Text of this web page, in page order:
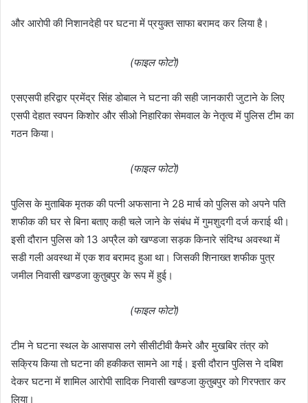
और आरोपी की निशानदेही पर घटना में प्रयुक्त साफा बरामद कर लिया है।
(फाइल फोटो)
एसएसपी हरिद्वार प्रमेंद्र सिंह डोबाल ने घटना की सही जानकारी जुटाने के लिए
एसपी देहात स्वपन किशोर और सीओ निहारिका सेमवाल के नेतृत्व में पुलिस टीम का
गठन किया।
(फाइल फोटो)
पुलिस के मुताबिक मृतक की पत्नी अफसाना ने 28 मार्च को पुलिस को अपने पति
शफीक की घर से बिना बताए कही चले जाने के संबंध में गुमशुदगी दर्ज कराई थी।
इसी दौरान पुलिस को 13 अप्रैल को खण्डजा सड़क किनारे संदिग्ध अवस्था में
सडी गली अवस्था में एक शव बरामद हुआ था। जिसकी शिनाख्त शफीक पुत्र
जमील निवासी खण्डजा कुतुबपुर के रूप में हुई।
(फाइल फोटो)
टीम ने घटना स्थल के आसपास लगे सीसीटीवी कैमरे और मुखबिर तंत्र को
सक्रिय किया तो घटना की हकीकत सामने आ गई। इसी दौरान पुलिस ने दबिश
देकर घटना में शामिल आरोपी सादिक निवासी खण्डजा कुतुबपुर को गिरफ्तार कर
लिया।